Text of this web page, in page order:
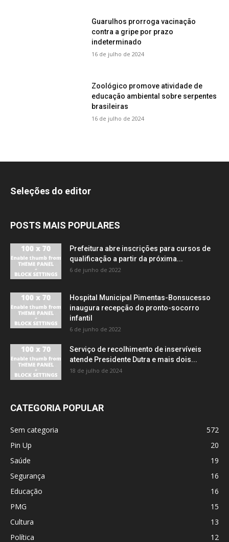
Guarulhos prorroga vacinação
contra a gripe por prazo
indeterminado
16 de julho de 2024
Zoológico promove atividade de
educação ambiental sobre serpentes
brasileiras
16 de julho de 2024
Seleções do editor
POSTS MAIS POPULARES
Prefeitura abre inscrições para cursos de
qualificação a partir da próxima...
6 de junho de 2022
Hospital Municipal Pimentas-Bonsucesso
inaugura recepção do pronto-socorro
infantil
6 de junho de 2022
Serviço de recolhimento de inservíveis
atende Presidente Dutra e mais dois...
18 de julho de 2024
CATEGORIA POPULAR
Sem categoria
572
Pin Up
20
Saúde
19
Segurança
16
Educação
16
PMG
15
Cultura
13
Política
12